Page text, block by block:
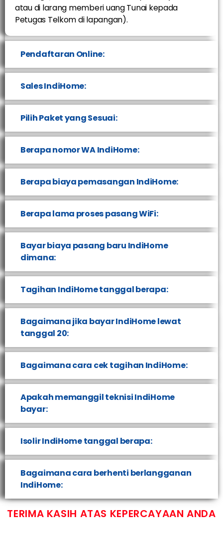
atau di larang memberi uang Tunai kepada
Petugas Telkom di lapangan).
Pendaftaran Online:
Sales IndiHome:
Pilih Paket yang Sesuai:
Berapa nomor WA IndiHome:
Berapa biaya pemasangan IndiHome:
Berapa lama proses pasang WiFi:
Bayar biaya pasang baru IndiHome
dimana:
Tagihan IndiHome tanggal berapa:
Bagaimana jika bayar IndiHome lewat
tanggal 20:
Bagaimana cara cek tagihan IndiHome:
Apakah memanggil teknisi IndiHome
bayar:
Isolir IndiHome tanggal berapa:
Bagaimana cara berhenti berlangganan
IndiHome:
TERIMA KASIH ATAS KEPERCAYAAN ANDA